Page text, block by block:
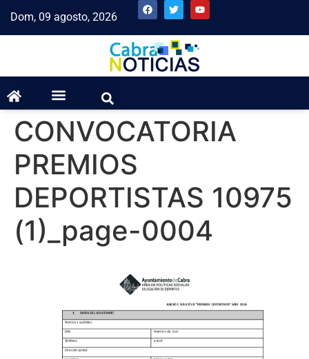
Dom, 09 agosto, 2026
CONVOCATORIA
PREMIOS
DEPORTISTAS 10975
(1)_page-0004